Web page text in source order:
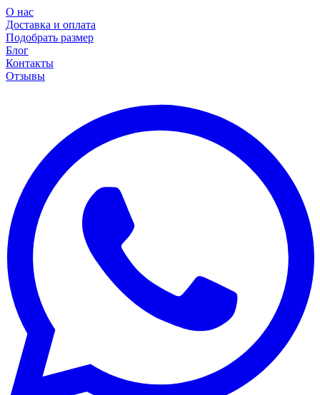
О нас
Доставка и оплата
Подобрать размер
Блог
Контакты
Отзывы